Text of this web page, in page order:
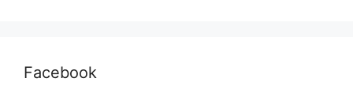
Facebook